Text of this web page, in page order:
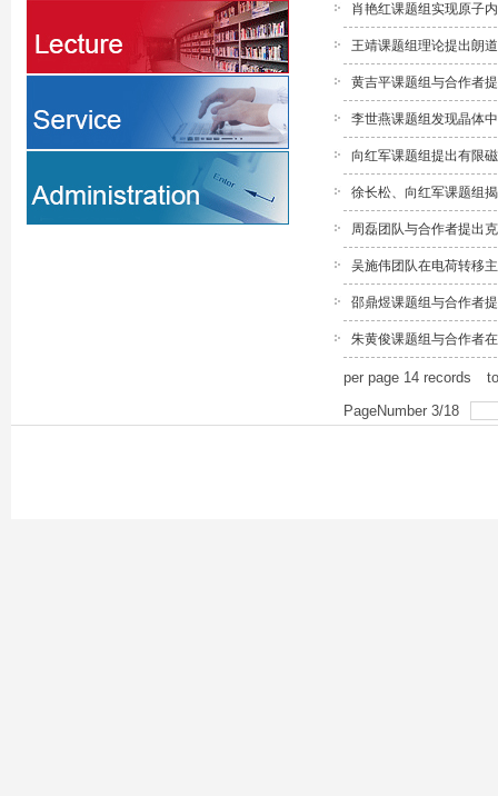
肖艳红课题组实现原子
王靖课题组理论提出朗
黄吉平课题组与合作者
李世燕课题组发现晶体
向红军课题组提出有限
徐长松、向红军课题组
周磊团队与合作者提出
吴施伟团队在电荷转移
邵鼎煜课题组与合作者
朱黄俊课题组与合作者
per page 14 records
PageNumber 3/18